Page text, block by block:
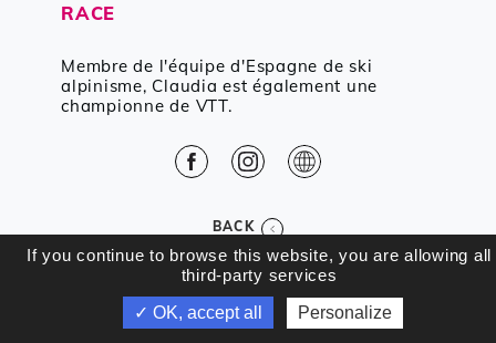
RACE
Membre de l'équipe d'Espagne de ski
alpinisme, Claudia est également une
championne de VTT.
BACK
If you continue to browse this website, you are allowing all
third-party services
✓ OK, accept all
Personalize